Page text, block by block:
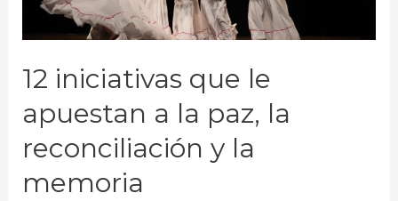
12 iniciativas que le
apuestan a la paz, la
reconciliación y la
memoria